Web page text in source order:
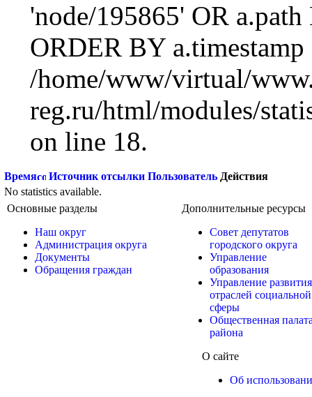
'node/195865' OR
ORDER BY
/home/www/virtual/
reg.ru/html/modules/
on line 18.
Время Источник отсылки Пользователь Действия
No statistics available.
Основные разделы
Наш округ
Администрация округа
Документы
Обращения граждан
Дополнительные ресурсы
Совет депутатов
городского округа
Управление
образования
Управление развития
отраслей социальной
сферы
Общественная
района
О сайте
Об